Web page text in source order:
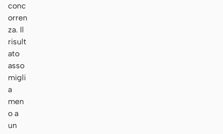
conc
orren
za. Il
risult
ato
asso
migli
a
men
o a
un